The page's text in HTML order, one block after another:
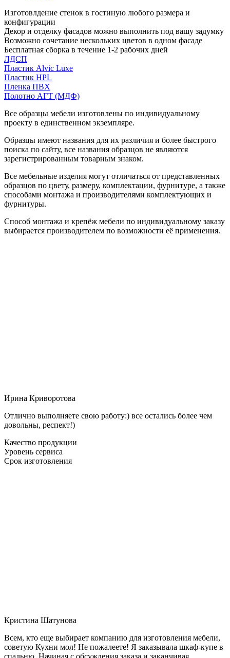
Изготовлдение стенок в гостиную любого размера и
конфигурации
Декор и отделку фасадов можно выполнить под вашу задумку
Возможно сочетание нескольких цветов в одном фасаде
Бесплатная сборка в течение 1-2 рабочих дней
ЛДСП
Пластик Alvic Luxe
Пластик HPL
Пленка ПВХ
Полотно АГТ (МДФ)
Все образцы мебели изготовлены по индивидуальному
проекту в единственном экземпляре.
Образцы имеют названия для их различия и более быстрого
поиска по сайту, все названия образцов не являются
зарегистрированным товарным знаком.
Все мебельные изделия могут отличаться от представленных
образцов по цвету, размеру, комплектации, фурнитуре, а также
способами монтажа и производителями комплектующих и
фурнитуры.
Способ монтажа и крепёж мебели по индивидуальному заказу
выбирается производителем по возможности её применения.
Ирина Криворотова
Отлично выполняете свою работу:) все остались более чем
довольны, респект!)
Качество продукции
Уровень сервиса
Срок изготовления
Кристина Шатунова
Всем, кто еще выбирает компанию для изготовления мебели,
советую Кухни мол! Не пожалеете! Я заказывала шкаф-купе в
спальню. Начиная с обсуждения заказа и заканчивая